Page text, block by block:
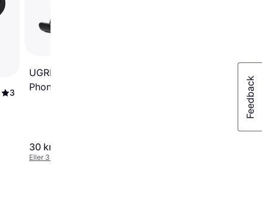
3
UGREEN Portable Cell
Phone Stand Holder
30 kr.
Eller 3 betalinger af 10 kr.